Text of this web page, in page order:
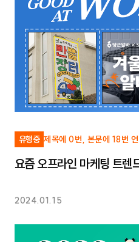
유행중 제목에 0번, 본문에 18번
요즘 오프라인 마케팅 트렌
2024.01.15